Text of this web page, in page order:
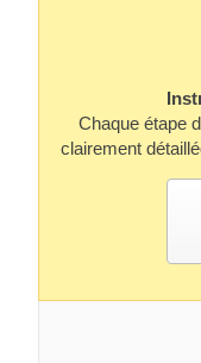
Chaque étape
clairement